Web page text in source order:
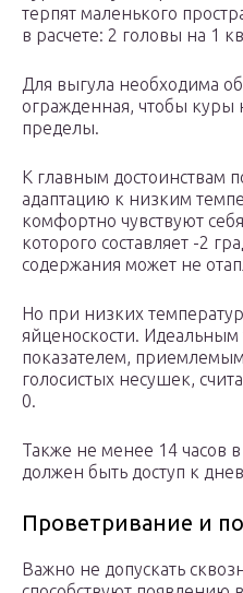
терпят маленького
в расчете: 2 головы на 1
Для выгула необходима
огражденная, чтобы куры
пределы.
К главным достоинствам
адаптацию к низким
комфортно чувствуют
которого составляет -2
содержания может не
Но при низких
яйценоскости.
показателем,
голосистых несушек,
0.
Также не менее 14 часов
должен быть доступ к
Проветривание и
Важно не допускать